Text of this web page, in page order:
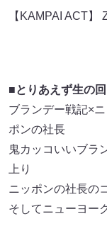
【KAMPAI ACT】
■とりあえず生の回
ブランデー戦記×
ポンの社長
鬼カッコいいブラ
上り
ニッポンの社長の
そしてニューヨー